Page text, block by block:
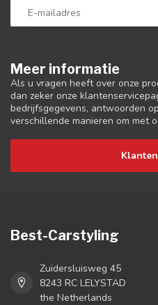
Meer informatie
Als u vragen heeft over onze
dan zeker onze
bedrijfsgegevens, antwoorden
verschillende manieren om met
Best-Carstyling
Zuidersluisweg 45
8243 RC LELYSTAD
the Netherlands